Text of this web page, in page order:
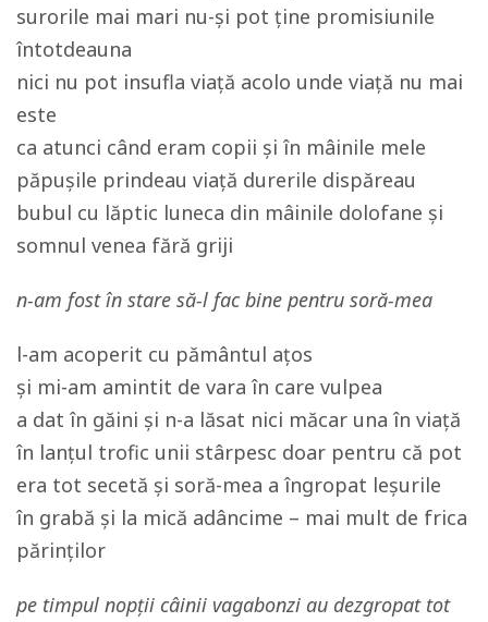
surorile mai mari nu-și pot ține promisiunile
întotdeauna
nici nu pot insufla viaţă acolo unde viaţă nu mai
este
ca atunci când eram copii și în mâinile mele
păpușile prindeau viață durerile dispăreau
bubul cu lăptic luneca din mâinile dolofane și
somnul venea fără griji
n-am fost în stare să-l fac bine pentru soră-mea
l-am acoperit cu pământul ațos
şi mi-am amintit de vara în care vulpea
a dat în găini şi n-a lăsat nici măcar una în viaţă
în lanțul trofic unii stârpesc doar pentru că pot
era tot secetă şi soră-mea a îngropat leșurile
în grabă și la mică adâncime – mai mult de frica
părinților
pe timpul nopții câinii vagabonzi au dezgropat tot